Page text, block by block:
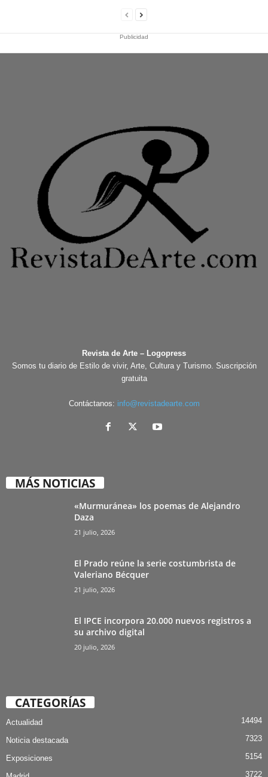
Publicidad
Revista de Arte – Logopress
Somos tu diario de Estilo de vivir, Arte, Cultura y Turismo. Suscripción
gratuita
Contáctanos: info@revistadearte.com
MÁS NOTICIAS
«Murmuránea» los poemas de Alejandro
Daza
21 julio, 2026
El Prado reúne la serie costumbrista de
Valeriano Bécquer
21 julio, 2026
El IPCE incorpora 20.000 nuevos registros a
su archivo digital
20 julio, 2026
CATEGORÍAS
Actualidad 14494
Noticia destacada 7323
Exposiciones 5154
3722